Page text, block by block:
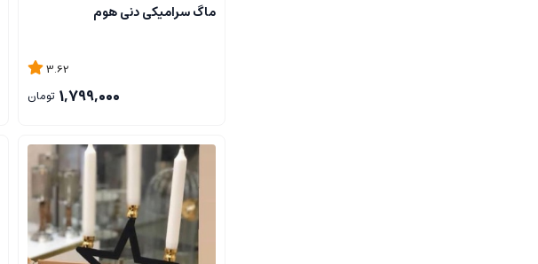
ماگ سرامیکی دنی هوم
3.62
1,799,000 تومان